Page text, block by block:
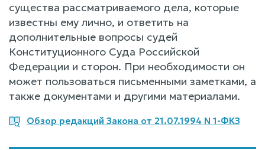
существа рассматриваемого дела, которые
известны ему лично, и ответить на
дополнительные вопросы судей
Конституционного Суда Российской
Федерации и сторон. При необходимости он
может пользоваться письменными заметками, а
также документами и другими материалами.
Обзор редакций Закона от 21.07.1994 N 1-ФКЗ